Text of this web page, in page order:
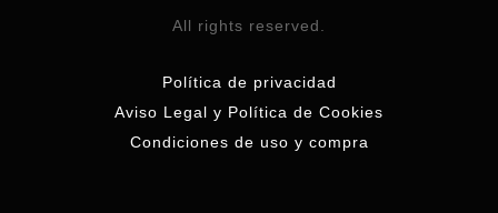
All rights reserved.
Política de privacidad
Aviso Legal y Política de Cookies
Condiciones de uso y compra